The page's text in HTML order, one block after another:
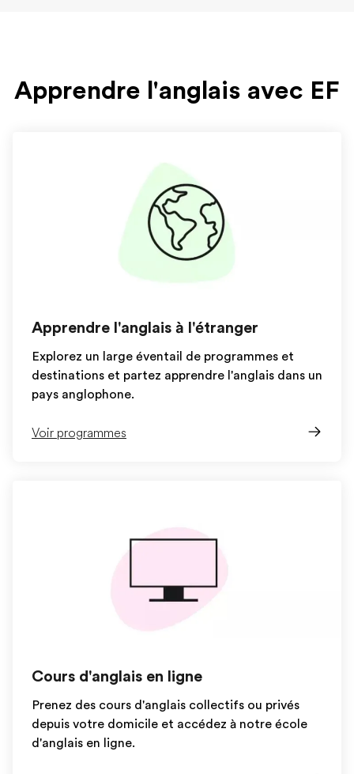
Apprendre l'anglais avec EF
Apprendre l'anglais à l'étranger
Explorez un large éventail de programmes et
destinations et partez apprendre l'anglais dans un
pays anglophone.
Voir programmes
Cours d'anglais en ligne
Prenez des cours d'anglais collectifs ou privés
depuis votre domicile et accédez à notre école
d'anglais en ligne.